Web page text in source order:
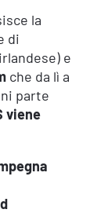
la
di
e
che da lì a
parte
viene